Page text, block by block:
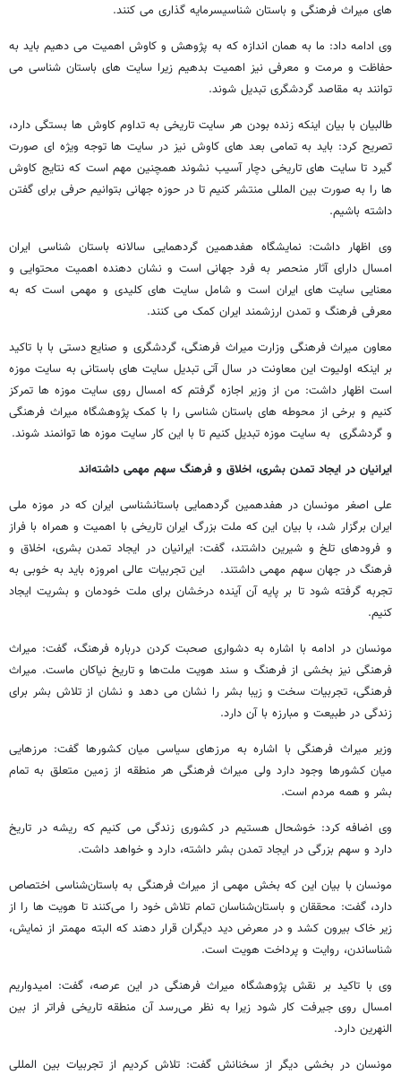
های میراث فرهنگی و باستان شناسیسرمایه گذاری می کنند.
وی ادامه داد: ما به همان اندازه که به پژوهش و کاوش اهمیت می دهیم باید به
حفاظت و مرمت و معرفی نیز اهمیت بدهیم زیرا سایت های باستان شناسی می
توانند به مقاصد گردشگری تبدیل شوند.
طالبیان با بیان اینکه زنده بودن هر سایت تاریخی به تداوم کاوش ها بستگی دارد،
تصریح کرد: باید به تمامی بعد های کاوش نیز در سایت ها توجه ویژه ای صورت
گیرد تا سایت های تاریخی دچار آسیب نشوند همچنین مهم است که نتایج کاوش
ها را به صورت بین المللی منتشر کنیم تا در حوزه جهانی بتوانیم حرفی برای گفتن
داشته باشیم.
وی اظهار داشت: نمایشگاه هفدهمین گردهمایی سالانه باستان شناسی ایران
امسال دارای آثار منحصر به فرد جهانی است و نشان دهنده اهمیت محتوایی و
معنایی سایت های ایران است و شامل سایت های کلیدی و مهمی است که به
معرفی فرهنگ و تمدن ارزشمند ایران کمک می کنند.
معاون میراث فرهنگی وزارت میراث فرهنگی، گردشگری و صنایع دستی با با تاکید
بر اینکه اولیوت این معاونت در سال آتی تبدیل سایت های باستانی به سایت موزه
است اظهار داشت: من از وزیر اجازه گرفتم که امسال روی سایت موزه ها تمرکز
کنیم و برخی از محوطه های باستان شناسی را با کمک پژوهشگاه میراث فرهنگی
و گردشگری به سایت موزه تبدیل کنیم تا با این کار سایت موزه ها توانمند شوند.
ایرانیان در ایجاد تمدن بشری، اخلاق و فرهنگ سهم مهمی داشته‌اند
علی اصغر مونسان در هفدهمین گردهمایی باستانشناسی ایران که در موزه ملی
ایران برگزار شد، با بیان این که ملت بزرگ ایران تاریخی با اهمیت و همراه با فراز
و فرودهای تلخ و شیرین داشتند، گفت: ایرانیان در ایجاد تمدن بشری، اخلاق و
فرهنگ در جهان سهم مهمی داشتند. این تجربیات عالی امروزه باید به خوبی به
تجربه گرفته شود تا بر پایه آن آینده درخشان برای ملت خودمان و بشریت ایجاد
کنیم.
مونسان در ادامه با اشاره به دشواری صحبت کردن درباره فرهنگ، گفت: میراث
فرهنگی نیز بخشی از فرهنگ و سند هویت ملت‌ها و تاریخ نیاکان ماست. میراث
فرهنگی، تجربیات سخت و زیبا بشر را نشان می دهد و نشان از تلاش بشر برای
زندگی در طبیعت و مبارزه با آن دارد.
وزیر میراث فرهنگی با اشاره به مرزهای سیاسی میان کشورها گفت: مرزهایی
میان کشورها وجود دارد ولی میراث فرهنگی هر منطقه از زمین متعلق به تمام
بشر و همه مردم است.
وی اضافه کرد: خوشحال هستیم در کشوری زندگی می کنیم که ریشه در تاریخ
دارد و سهم بزرگی در ایجاد تمدن بشر داشته، دارد و خواهد داشت.
مونسان با بیان این که بخش مهمی از میراث فرهنگی به باستان‌شناسی اختصاص
دارد، گفت: محققان و باستان‌شناسان تمام تلاش خود را می‌کنند تا هویت ها را از
زیر خاک بیرون کشد و در معرض دید دیگران قرار دهند که البته مهمتر از نمایش،
شناساندن، روایت و پرداخت هویت است.
وی با تاکید بر نقش پژوهشگاه میراث فرهنگی در این عرصه، گفت: امیدواریم
امسال روی جیرفت کار شود زیرا به نظر می‌رسد آن منطقه تاریخی فراتر از بین
النهرین دارد.
مونسان در بخشی دیگر از سخنانش گفت: تلاش کردیم از تجربیات بین المللی